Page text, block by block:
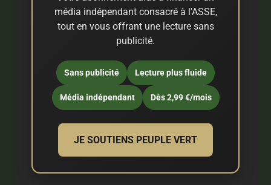
média indépendant consacré à l'ASSE,
tout en vous offrant une lecture sans
publicité.
Sans publicité Lecture plus fluide
Média indépendant Dès 2,99 €/mois
JE SOUTIENS PEUPLE VERT